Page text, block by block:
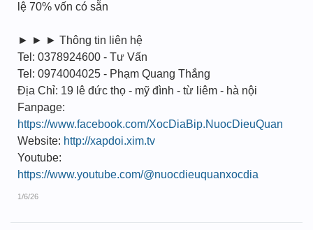
lệ 70% vốn có sẵn
► ► ► Thông tin liên hệ
Tel: 0378924600 - Tư Vấn
Tel: 0974004025 - Phạm Quang Thắng
Địa Chỉ: 19 lê đức thọ - mỹ đình - từ liêm - hà nội
Fanpage:
https://www.facebook.com/XocDiaBip.NuocDieuQuan
Website: http://xapdoi.xim.tv
Youtube:
https://www.youtube.com/@nuocdieuquanxocdia
1/6/26